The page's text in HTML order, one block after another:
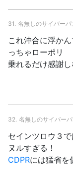
31. 名無しのサイバーパ
これ沖合に浮か
っちゃローポリ
乗れるだけ感謝
32. 名無しのサイバーパ
セインツロウ３
ヌルすぎる！
CDPRには猛省を